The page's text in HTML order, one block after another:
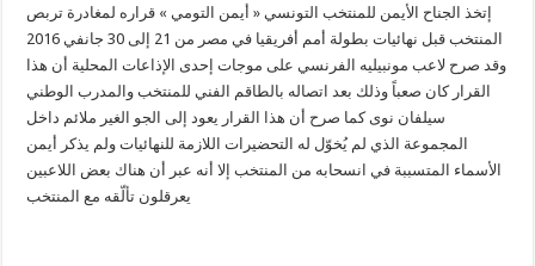
إتخذ الجناح الأيمن للمنتخب التونسي « أيمن التومي » قراره لمغادرة تربص
المنتخب قبل نهائيات بطولة أمم أفريقيا في مصر من 21 إلى 30 جانفي 2016
وقد صرح لاعب مونبيليه الفرنسي على موجات إحدى الإذاعات المحلية أن هذا
القرار كان صعباً وذلك بعد اتصاله بالطاقم الفني للمنتخب والمدرب الوطني
سيلفان نوى كما صرح أن هذا القرار يعود إلى الجو الغير ملائم داخل
المجموعة الذي لم يُخوّل له التحضيرات اللازمة للنهائيات ولم يذكر أيمن
الأسماء المتسببة في انسحابه من المنتخب إلا أنه عبر أن هناك بعض اللاعبين
يعرقلون تألّقه مع المنتخب